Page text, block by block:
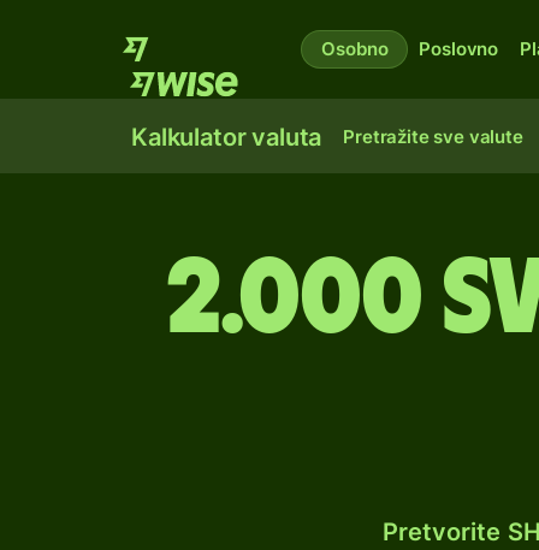
Osobno Poslovno
Kalkulator valuta Pretražite sve valute
2.000
Pretvorite